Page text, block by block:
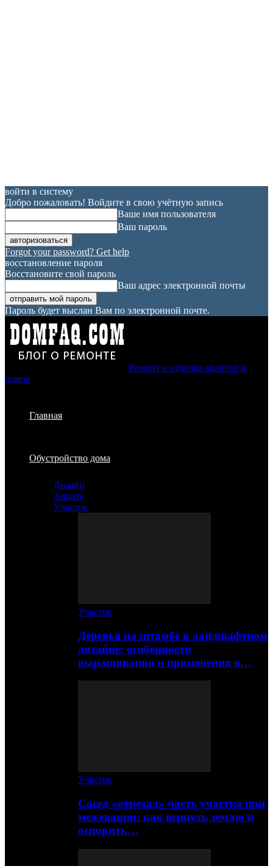
войти в систему
Добро пожаловать! Войдите в свою учётную запись
Ваше имя пользователя
Ваш пароль
Forgot your password? Get help
восстановление пароля
Восстановите свой пароль
Ваш адрес электронной почты
Пароль будет выслан Вам по электронной почте.
Ремонт и отделка квартир и
домов
Главная
Обустройство дома
Дизайн
Защита
Участок
Участок
Деревья на штамбе в ландшафтном
дизайне: особенности
выращивания и применения в…
Участок
Сосед «отрезал» часть участка при
межевании: как вернуть землю и
оспорить…